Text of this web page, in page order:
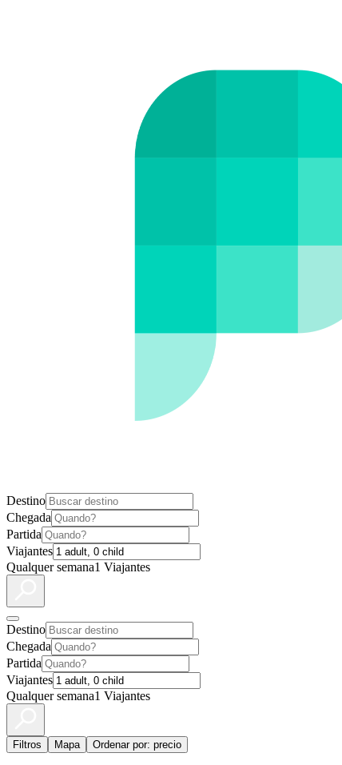
Destino
Chegada
Partida
Viajantes
Qualquer semana1 Viajantes
Destino
Chegada
Partida
Viajantes
Qualquer semana1 Viajantes
Filtros Mapa Ordenar por: precio